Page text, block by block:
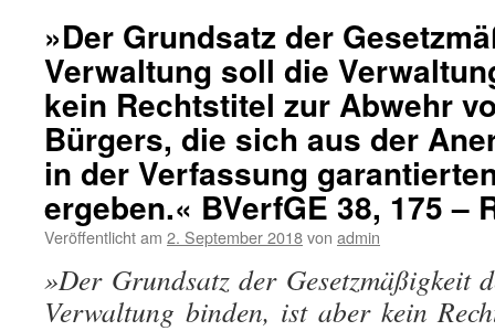
»Der Grundsatz der
Verwaltung soll die
kein Rechtstitel zur Abwehr
Bürgers, die sich aus der
in der Verfassung
ergeben.« BVerfGE 38, 175 –
Veröffentlicht am 2. September 2018von admin
»Der Grundsatz der Gesetzmäßigkeit
Verwaltung binden, ist aber kein